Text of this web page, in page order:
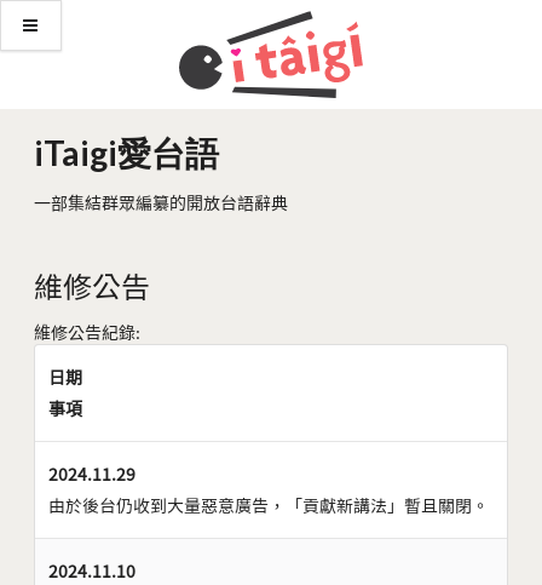
iTaigi愛台語
一部集結群眾編纂的開放台語辭典
維修公告
維修公告紀錄:
日期
事項
2024.11.29
由於後台仍收到大量惡意廣告，「貢獻新講法」暫且關閉。
2024.11.10